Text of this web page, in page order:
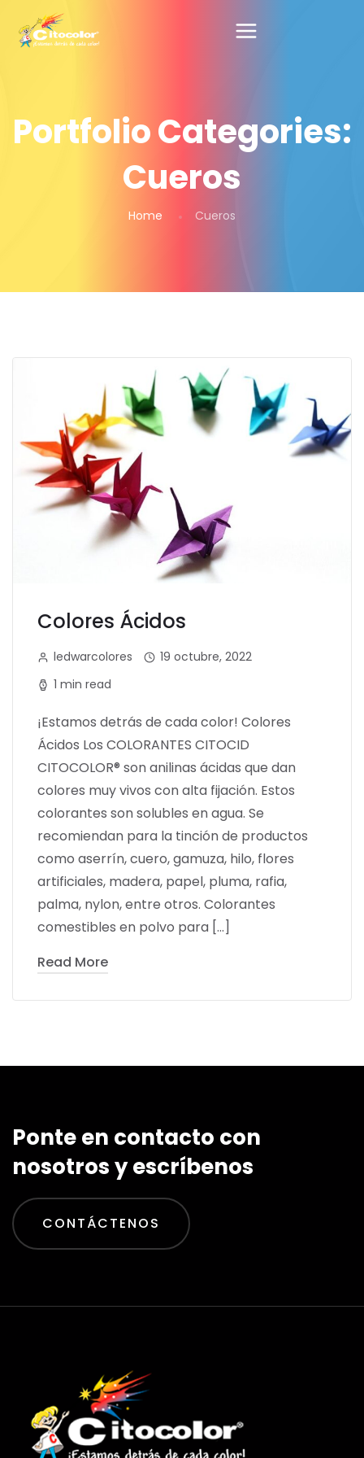
Portfolio Categories:
Cueros
Home Cueros
Colores Ácidos
ledwarcolores
19 octubre, 2022
1 min read
¡Estamos detrás de cada color! Colores
Ácidos Los COLORANTES CITOCID
CITOCOLOR® son anilinas ácidas que dan
colores muy vivos con alta fijación. Estos
colorantes son solubles en agua. Se
recomiendan para la tinción de productos
como aserrín, cuero, gamuza, hilo, flores
artificiales, madera, papel, pluma, rafia,
palma, nylon, entre otros. Colorantes
comestibles en polvo para […]
Read More
Ponte en contacto con
nosotros y escríbenos
CONTÁCTENOS